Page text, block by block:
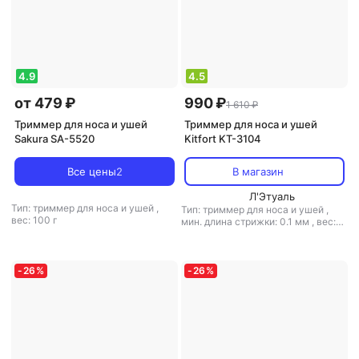
4.9
от 479 ₽
Триммер для носа и ушей
Sakura SA-5520
Все цены2
Тип: триммер для носа и ушей ,
вес: 100 г
4.5
990 ₽1 610 ₽
Триммер для носа и ушей
Kitfort KT-3104
В магазин
Л'Этуаль
Тип: триммер для носа и ушей ,
мин. длина стрижки: 0.1 мм , вес:
-26 % -26 %